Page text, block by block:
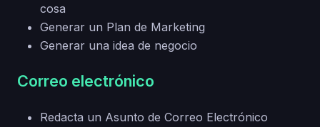
cosa
Generar un Plan de Marketing
Generar una idea de negocio
Correo electrónico
Redacta un Asunto de Correo Electrónico